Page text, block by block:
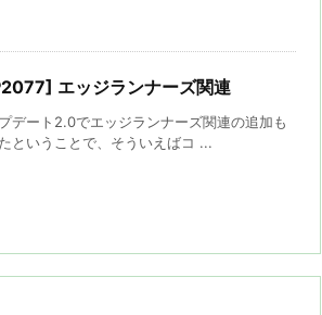
エッジランナーズ関連
デート2.0でエッジランナーズ関連の追加も
ということで、そういえばコ ...